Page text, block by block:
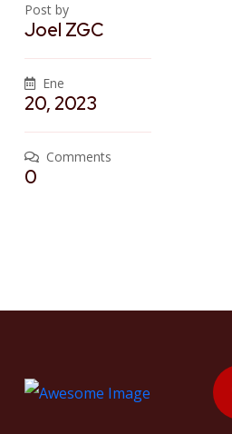
Post by
Joel ZGC
Ene
20, 2023
Comments
0